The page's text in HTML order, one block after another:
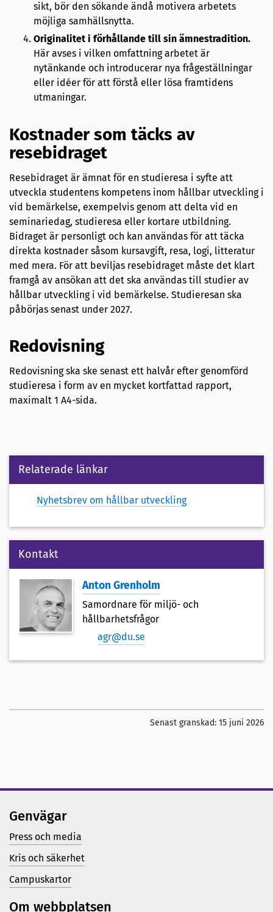
sikt, bör den sökande ändå motivera arbetets
möjliga samhällsnytta.
Originalitet i förhållande till sin ämnestradition.
Här avses i vilken omfattning arbetet är
nytänkande och introducerar nya frågeställningar
eller idéer för att förstå eller lösa framtidens
utmaningar.
Kostnader som täcks av
resebidraget
Resebidraget är ämnat för en studieresa i syfte att
utveckla studentens kompetens inom hållbar utveckling i
vid bemärkelse, exempelvis genom att delta vid en
seminariedag, studieresa eller kortare utbildning.
Bidraget är personligt och kan användas för att täcka
direkta kostnader såsom kursavgift, resa, logi, litteratur
med mera. För att beviljas resebidraget måste det klart
framgå av ansökan att det ska användas till studier av
hållbar utveckling i vid bemärkelse. Studieresan ska
påbörjas senast under 2027.
Redovisning
Redovisning ska ske senast ett halvår efter genomförd
studieresa i form av en mycket kortfattad rapport,
maximalt 1 A4-sida.
Relaterade länkar
Nyhetsbrev om hållbar utveckling
Kontakt
Anton Grenholm
Samordnare för miljö- och
hållbarhetsfrågor
agr@du.se
Senast granskad: 15 juni 2026
Genvägar
Press och media
Kris och säkerhet
Campuskartor
Om webbplatsen